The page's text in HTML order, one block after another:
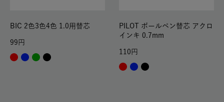
BIC 2色3色4色 1.0用替芯
99
PILOT ボールペン替芯 アクロ
インキ 0.7mm
110